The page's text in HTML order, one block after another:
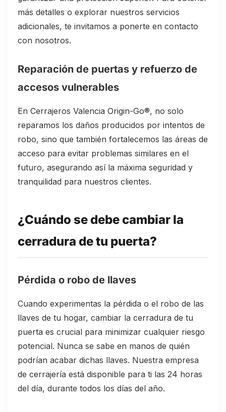
más detalles o explorar nuestros servicios
adicionales, te invitamos a ponerte en contacto
con nosotros.
Reparación de puertas y refuerzo de
accesos vulnerables
En Cerrajeros Valencia Origin-Go®, no solo
reparamos los daños producidos por intentos de
robo, sino que también fortalecemos las áreas de
acceso para evitar problemas similares en el
futuro, asegurando así la máxima seguridad y
tranquilidad para nuestros clientes.
¿Cuándo se debe cambiar la
cerradura de tu puerta?
Pérdida o robo de llaves
Cuando experimentas la pérdida o el robo de las
llaves de tu hogar, cambiar la cerradura de tu
puerta es crucial para minimizar cualquier riesgo
potencial. Nunca se sabe en manos de quién
podrían acabar dichas llaves. Nuestra empresa
de cerrajería está disponible para ti las 24 horas
del día, durante todos los días del año.